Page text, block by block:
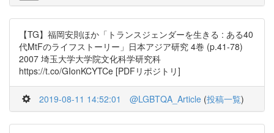
【TG】福岡安則ほか「トランスジェンダーを生きる : ある40
代MtFのライフストーリー」日本アジア研究 4巻 (p.41-78)
2007 埼玉大学大学院文化科学研究科
https://t.co/GIonKCYTCe [PDFリポジトリ]
2019-08-11 14:52:01 @LGBTQA_Article (投稿一覧)